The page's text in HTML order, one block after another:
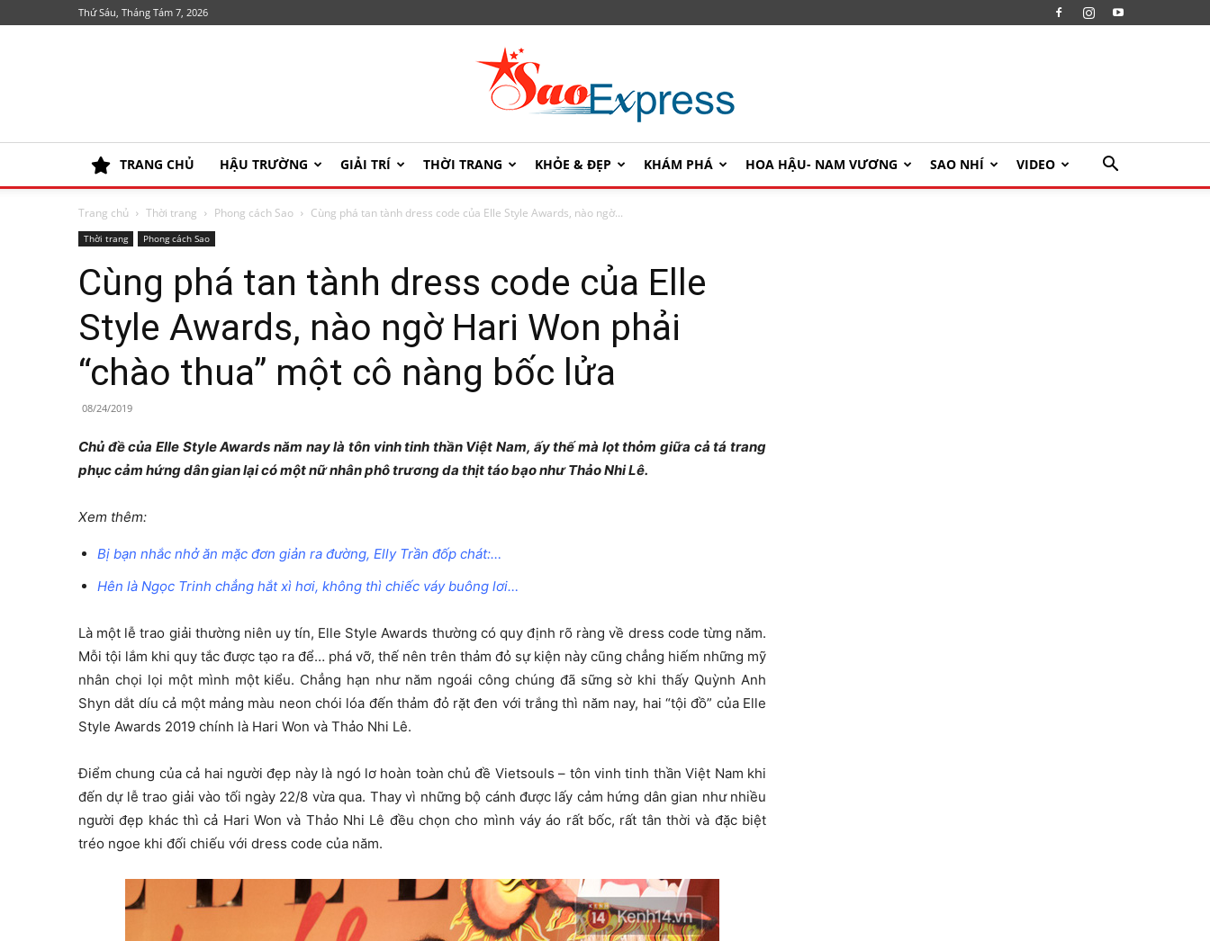
Thứ Sáu, Tháng Tám 7, 2026
SaoExpress
TRANG CHỦ HẬU TRƯỜNG GIẢI TRÍ THỜI TRANG KHỎE & ĐẸP KHÁM PHÁ HOA HẬU- NAM VƯƠNG SAO NHÍ VIDEO
Trang chủ Thời trang Phong cách Sao Cùng phá tan tành dress code của Elle Style Awards, nào ngờ...
Thời trang Phong cách Sao
Cùng phá tan tành dress code của Elle
Style Awards, nào ngờ Hari Won phải
“chào thua” một cô nàng bốc lửa
08/24/2019
Chủ đề của Elle Style Awards năm nay là tôn vinh tinh thần Việt Nam, ấy thế mà lọt thỏm giữa cả tá trang
phục cảm hứng dân gian lại có một nữ nhân phô trương da thịt táo bạo như Thảo Nhi Lê.
Xem thêm:
Bị bạn nhắc nhở ăn mặc đơn giản ra đường, Elly Trần đốp chát:…
Hên là Ngọc Trinh chẳng hắt xì hơi, không thì chiếc váy buông lơi…
Là một lễ trao giải thường niên uy tín, Elle Style Awards thường có quy định rõ ràng về dress code từng năm.
Mỗi tội lắm khi quy tắc được tạo ra để… phá vỡ, thế nên trên thảm đỏ sự kiện này cũng chẳng hiếm những mỹ
nhân chọi lọi một mình một kiểu. Chẳng hạn như năm ngoái công chúng đã sững sờ khi thấy Quỳnh Anh
Shyn dắt díu cả một mảng màu neon chói lóa đến thảm đỏ rặt đen với trắng thì năm nay, hai “tội đồ” của Elle
Style Awards 2019 chính là Hari Won và Thảo Nhi Lê.
Điểm chung của cả hai người đẹp này là ngó lơ hoàn toàn chủ đề Vietsouls – tôn vinh tinh thần Việt Nam khi
đến dự lễ trao giải vào tối ngày 22/8 vừa qua. Thay vì những bộ cánh được lấy cảm hứng dân gian như nhiều
người đẹp khác thì cả Hari Won và Thảo Nhi Lê đều chọn cho mình váy áo rất bốc, rất tân thời và đặc biệt
tréo ngoe khi đối chiếu với dress code của năm.